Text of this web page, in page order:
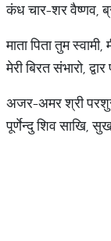
कंध चार-शर वैष्णव,
माता पिता तुम
मेरी बिरत संभारो,
अजर-अमर श्री
पूर्णेन्दु शिव साखि,